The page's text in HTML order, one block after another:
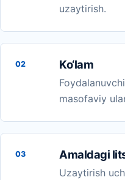
uzaytirish.
02 Ko‘lam
masofaviy
03 Amaldagi
Uzaytirish